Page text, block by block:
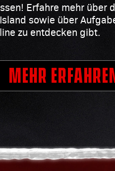
Erfahre mehr über
Island sowie über
zu entdecken gibt.
MEHR